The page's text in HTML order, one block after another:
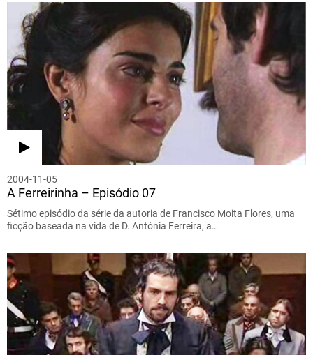
2004-11-05
A Ferreirinha – Episódio 07
Sétimo episódio da série da autoria de Francisco Moita Flores, uma
ficção baseada na vida de D. Antónia Ferreira, a…